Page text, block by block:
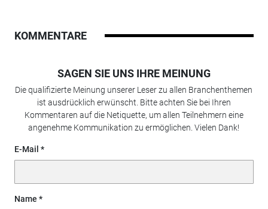
KOMMENTARE
SAGEN SIE UNS IHRE MEINUNG
Die qualifizierte Meinung unserer Leser zu allen Branchenthemen
ist ausdrücklich erwünscht. Bitte achten Sie bei Ihren
Kommentaren auf die Netiquette, um allen Teilnehmern eine
angenehme Kommunikation zu ermöglichen. Vielen Dank!
E-Mail
Name